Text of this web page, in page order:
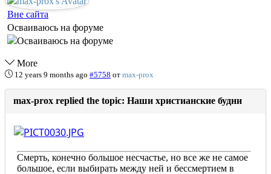
Вне сайта
Осваиваюсь на форуме
More
12 years 9 months ago #5758 от max-prox
max-prox replied the topic: Наши христианские будни
Смерть, конечно большое несчастье, но все же не самое
большое, если выбирать между ней и бессмертием в